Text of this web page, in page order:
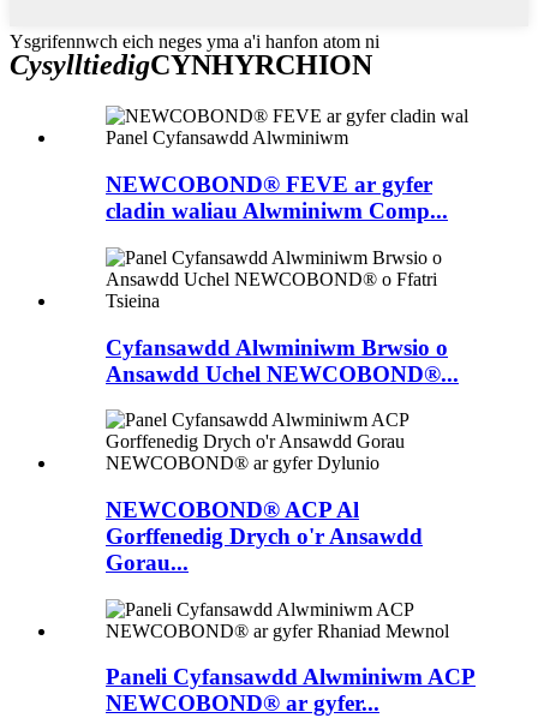
Ysgrifennwch eich neges yma a'i hanfon atom ni
CysylltiedigCYNHYRCHION
NEWCOBOND® FEVE ar gyfer
cladin waliau Alwminiwm Comp...
Cyfansawdd Alwminiwm Brwsio o
Ansawdd Uchel NEWCOBOND®...
NEWCOBOND® ACP ​​Al
Gorffenedig Drych o'r Ansawdd
Gorau...
Paneli Cyfansawdd Alwminiwm ACP
NEWCOBOND® ar gyfer...